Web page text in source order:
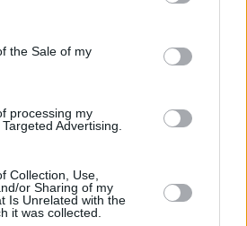
Google and its third-party tags to
specified purposes in below Google
the Sale of my
processing my
Advertising.
Collection, Use,
or Sharing of my
Is Unrelated with the
it was collected.
modern részletek